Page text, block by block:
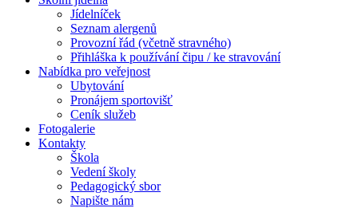
Jídelníček
Seznam alergenů
Provozní řád (včetně stravného)
Přihláška k používání čipu / ke stravování
Nabídka pro veřejnost
Ubytování
Pronájem sportovišť
Ceník služeb
Fotogalerie
Kontakty
Škola
Vedení školy
Pedagogický sbor
Napište nám